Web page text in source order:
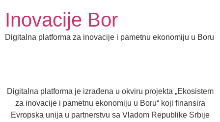
Inovacije Bor
Digitalna platforma za inovacije i pametnu ekonomiju u Boru
Digitalna platforma je izrađena u okviru projekta „Ekosistem
za inovacije i pametnu ekonomiju u Boru“ koji finansira
Evropska unija u partnerstvu sa Vladom Republike Srbije